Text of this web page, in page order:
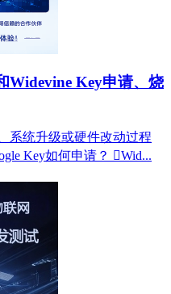
Widevine Key申请、烧
系统升级或硬件改动过程
Key如何申请？ Wid...